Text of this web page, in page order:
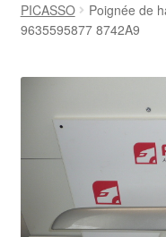
Contact
Livraison internationale
Mon compte
Paiements
PICASSO
Poignée de
9635595877 8742A9